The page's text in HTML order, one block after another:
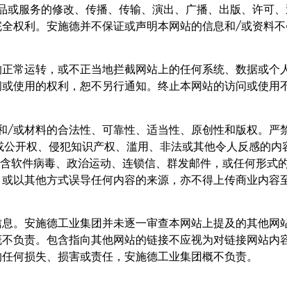
服务的修改、传播、传输、演出、广播、出版、许可
权利。安施德并不保证或声明本网站的信息和/或资料
常运转，或不正当地拦截网站上的任何系统、数据或个
使用的权利，恕不另行通知。终止本网站的访问或使用
或材料的合法性、可靠性、适当性、原创性和版权。严
开权、侵犯知识产权、滥用、非法或其他令人反感的内
件病毒、政治运动、连锁信、群发邮件，或任何形式
其他方式误导任何内容的来源，亦不得上传商业内容
。安施德工业集团并未逐一审查本网站上提及的其他网
负责。包含指向其他网站的链接不应视为对链接网站内
何损失、损害或责任，安施德工业集团概不负责。